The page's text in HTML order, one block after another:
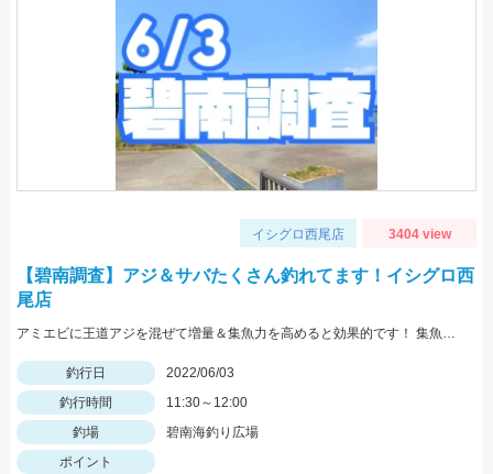
イシグロ西尾店 3404 view
【碧南調査】アジ＆サバたくさん釣れてます！イシグロ西
尾店
アミエビに王道アジを混ぜて増量＆集魚力を高めると効果的です！ 集魚版はアタリのある層に合わせてください！
釣行日
2022/06/03
釣行時間
11:30～12:00
釣場
碧南海釣り広場
ポイント